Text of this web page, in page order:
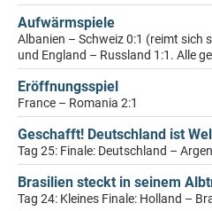
Aufwärmspiele
Albanien – Schweiz 0:1 (reimt sich
und England – Russland 1:1. Alle
Eröffnungsspiel
France – Romania 2:1
Geschafft! Deutschland ist
Tag 25: Finale: Deutschland –
Brasilien steckt in seinem
Tag 24: Kleines Finale: Holland –